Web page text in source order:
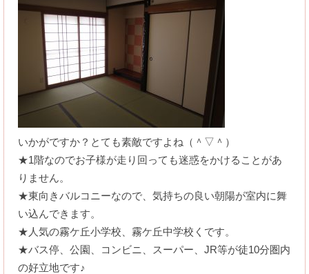
いかがですか？とても素敵ですよね（＾▽＾）
★1階なのでお子様が走り回っても迷惑をかけることがあ
りません。
★東向きバルコニーなので、気持ちの良い朝陽が室内に舞
い込んできます。
★人気の霧ケ丘小学校、霧ケ丘中学校くです。
★バス停、公園、コンビニ、スーパー、JR等が徒10分圏内
の好立地です♪